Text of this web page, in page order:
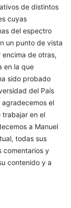
de distintos
cuyas
del espectro
un punto de vista
de otras,
en la que
sido probado
del País
agradecemos el
en el
a Manuel
todas sus
comentarios y
contenido y a